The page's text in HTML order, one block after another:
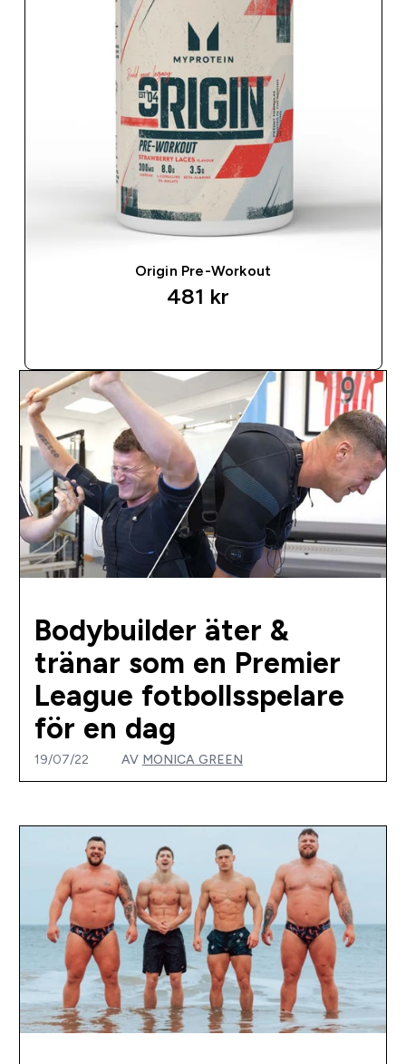
Origin Pre-Workout
481 kr‎
Bodybuilder äter &
tränar som en Premier
League fotbollsspelare
för en dag
19/07/22 AV MONICA GREEN